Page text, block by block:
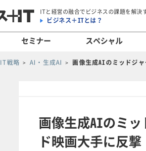
ITと経営の融合でビジネスの課題を解決
ビジネス＋ITとは？
セミナー スペシャル
IT戦略 AI・生成AI 画像生成AIのミッドジ
画像生成AIのミ
ド映画大手に反撃